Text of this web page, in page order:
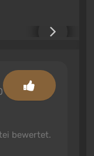
bewertet.